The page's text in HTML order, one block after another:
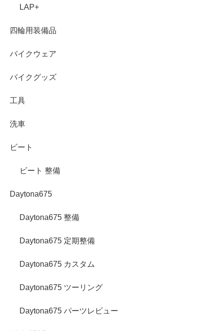
LAP+
四輪用装備品
バイクウェア
バイクグッズ
工具
洗車
ビート
ビート 整備
Daytona675
Daytona675 整備
Daytona675 定期整備
Daytona675 カスタム
Daytona675 ツーリング
Daytona675 パーツレビュー